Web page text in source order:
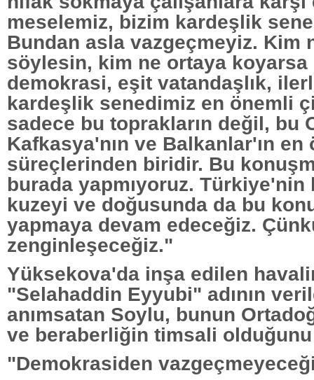
meselemiz, bizim kardeşlik
Bundan asla vazgeçmeyiz. Kim
söylesin, kim ne ortaya koyarsa
demokrasi, eşit vatandaşlık,
kardeşlik senedimiz en önemli
sadece bu toprakların değil, bu
Kafkasya'nın ve Balkanlar'ın en
süreçlerinden biridir. Bu
burada yapmıyoruz. Türkiye'nin
kuzeyi ve doğusunda da bu
yapmaya devam edeceğiz.
zenginleşeceğiz."
Yüksekova'da inşa edilen
"Selahaddin Eyyubi" adının
anımsatan Soylu, bunun
ve beraberliğin timsali
"Demokrasiden